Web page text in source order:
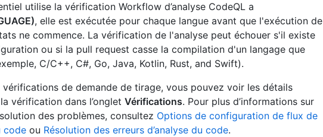
utilise la vérification Workflow d’analyse CodeQL a
, elle est exécutée pour chaque langue avant que l'exécution de
ne commence. La vérification de l'analyse peut échouer s'il existe
ou si la pull request casse la compilation d'un langage que
C/C++, C#, Go, Java, Kotlin, Rust, and Swift).
vérifications de demande de tirage, vous pouvez voir les détails
vérification dans l’onglet Vérifications. Pour plus d’informations sur
des problèmes, consultez Options de configuration de flux de
code ou Résolution des erreurs d’analyse du code.